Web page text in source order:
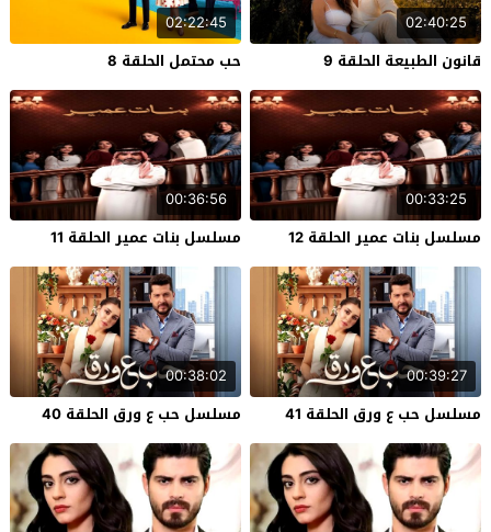
02:40:25
قانون الطبيعة الحلقة 9
02:22:45
حب محتمل الحلقة 8
00:33:25
مسلسل بنات عمير الحلقة 12
00:36:56
مسلسل بنات عمير الحلقة 11
00:39:27
مسلسل حب ع ورق الحلقة 41
00:38:02
مسلسل حب ع ورق الحلقة 40